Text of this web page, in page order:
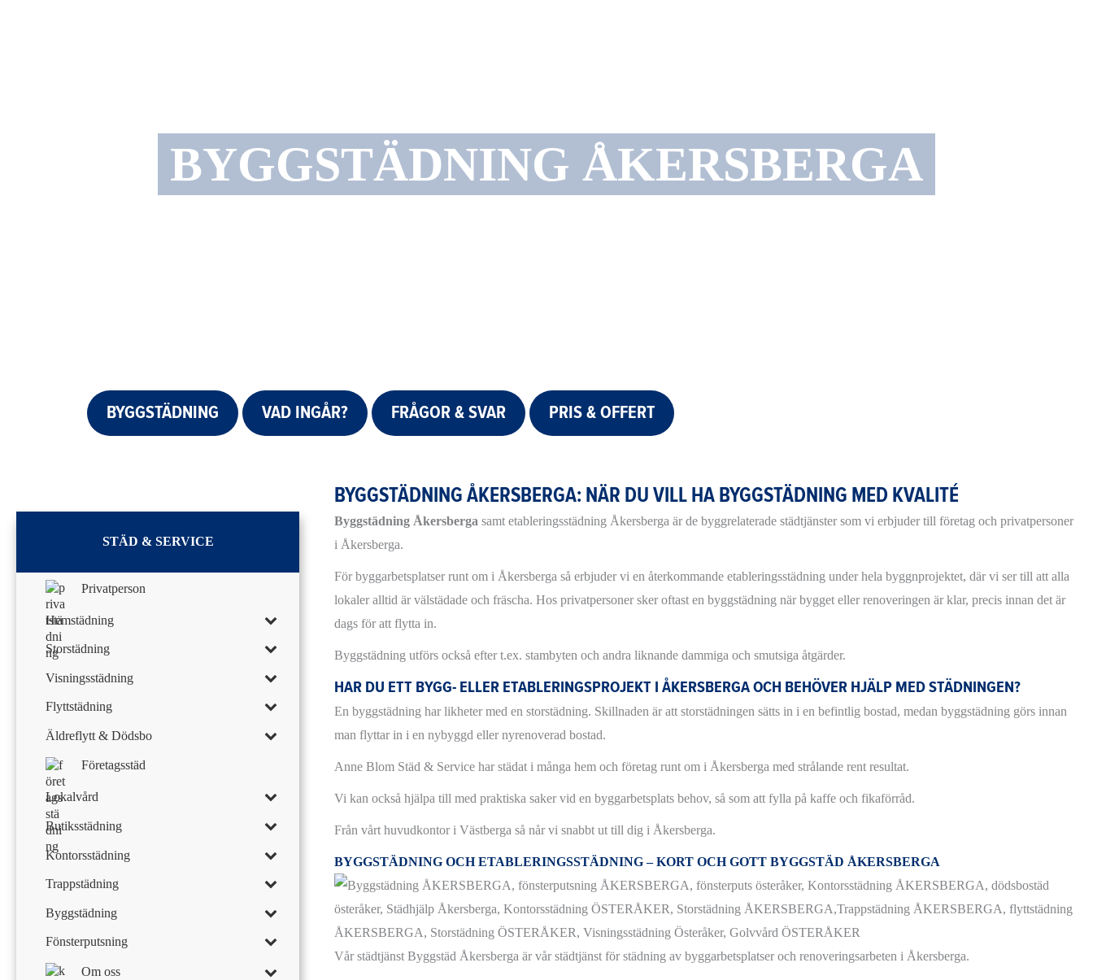
BYGGSTÄDNING ÅKERSBERGA
BYGGSTÄDNING VAD INGÅR? FRÅGOR & SVAR PRIS & OFFERT
STÄD & SERVICE
Privatperson
Hemstädning
Storstädning
Visningsstädning
Flyttstädning
Äldreflytt & Dödsbo
Företagsstäd
Lokalvård
Butiksstädning
Kontorsstädning
Trappstädning
Byggstädning
Fönsterputsning
Om oss
BYGGSTÄDNING ÅKERSBERGA: NÄR DU VILL HA BYGGSTÄDNING MED KVALITÉ
Byggstädning Åkersberga samt etableringsstädning Åkersberga är de byggrelaterade städtjänster som vi erbjuder till företag och privatpersoner
i Åkersberga.
För byggarbetsplatser runt om i Åkersberga så erbjuder vi en återkommande etableringsstädning under hela byggnprojektet, där vi ser till att alla
lokaler alltid är välstädade och fräscha. Hos privatpersoner sker oftast en byggstädning när bygget eller renoveringen är klar, precis innan det är
dags för att flytta in.
Byggstädning utförs också efter t.ex. stambyten och andra liknande dammiga och smutsiga åtgärder.
HAR DU ETT BYGG- ELLER ETABLERINGSPROJEKT I ÅKERSBERGA OCH BEHÖVER HJÄLP MED STÄDNINGEN?
En byggstädning har likheter med en storstädning. Skillnaden är att storstädningen sätts in i en befintlig bostad, medan byggstädning görs innan
man flyttar in i en nybyggd eller nyrenoverad bostad.
Anne Blom Städ & Service har städat i många hem och företag runt om i Åkersberga med strålande rent resultat.
Vi kan också hjälpa till med praktiska saker vid en byggarbetsplats behov, så som att fylla på kaffe och fikaförråd.
Från vårt huvudkontor i Västberga så når vi snabbt ut till dig i Åkersberga.
BYGGSTÄDNING OCH ETABLERINGSSTÄDNING – KORT OCH GOTT BYGGSTÄD ÅKERSBERGA
Vår städtjänst Byggstäd Åkersberga är vår städtjänst för städning av byggarbetsplatser och renoveringsarbeten i Åkersberga.